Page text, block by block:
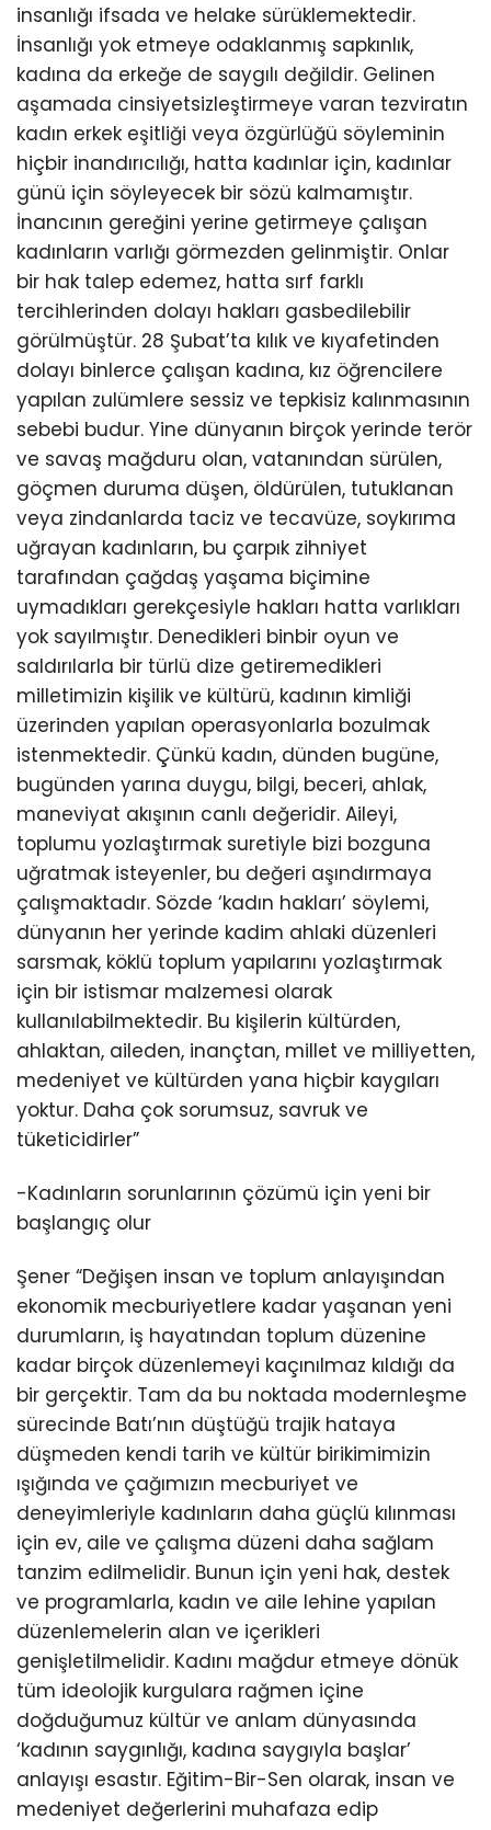
insanlığı ifsada ve helake sürüklemektedir.
İnsanlığı yok etmeye odaklanmış sapkınlık,
kadına da erkeğe de saygılı değildir. Gelinen
aşamada cinsiyetsizleştirmeye varan tezviratın
kadın erkek eşitliği veya özgürlüğü söyleminin
hiçbir inandırıcılığı, hatta kadınlar için, kadınlar
günü için söyleyecek bir sözü kalmamıştır.
İnancının gereğini yerine getirmeye çalışan
kadınların varlığı görmezden gelinmiştir. Onlar
bir hak talep edemez, hatta sırf farklı
tercihlerinden dolayı hakları gasbedilebilir
görülmüştür. 28 Şubat’ta kılık ve kıyafetinden
dolayı binlerce çalışan kadına, kız öğrencilere
yapılan zulümlere sessiz ve tepkisiz kalınmasının
sebebi budur. Yine dünyanın birçok yerinde terör
ve savaş mağduru olan, vatanından sürülen,
göçmen duruma düşen, öldürülen, tutuklanan
veya zindanlarda taciz ve tecavüze, soykırıma
uğrayan kadınların, bu çarpık zihniyet
tarafından çağdaş yaşama biçimine
uymadıkları gerekçesiyle hakları hatta varlıkları
yok sayılmıştır. Denedikleri binbir oyun ve
saldırılarla bir türlü dize getiremedikleri
milletimizin kişilik ve kültürü, kadının kimliği
üzerinden yapılan operasyonlarla bozulmak
istenmektedir. Çünkü kadın, dünden bugüne,
bugünden yarına duygu, bilgi, beceri, ahlak,
maneviyat akışının canlı değeridir. Aileyi,
toplumu yozlaştırmak suretiyle bizi bozguna
uğratmak isteyenler, bu değeri aşındırmaya
çalışmaktadır. Sözde ‘kadın hakları’ söylemi,
dünyanın her yerinde kadim ahlaki düzenleri
sarsmak, köklü toplum yapılarını yozlaştırmak
için bir istismar malzemesi olarak
kullanılabilmektedir. Bu kişilerin kültürden,
ahlaktan, aileden, inançtan, millet ve milliyetten,
medeniyet ve kültürden yana hiçbir kaygıları
yoktur. Daha çok sorumsuz, savruk ve
tüketicidirler”
-Kadınların sorunlarının çözümü için yeni bir
başlangıç olur
Şener “Değişen insan ve toplum anlayışından
ekonomik mecburiyetlere kadar yaşanan yeni
durumların, iş hayatından toplum düzenine
kadar birçok düzenlemeyi kaçınılmaz kıldığı da
bir gerçektir. Tam da bu noktada modernleşme
sürecinde Batı’nın düştüğü trajik hataya
düşmeden kendi tarih ve kültür birikimimizin
ışığında ve çağımızın mecburiyet ve
deneyimleriyle kadınların daha güçlü kılınması
için ev, aile ve çalışma düzeni daha sağlam
tanzim edilmelidir. Bunun için yeni hak, destek
ve programlarla, kadın ve aile lehine yapılan
düzenlemelerin alan ve içerikleri
genişletilmelidir. Kadını mağdur etmeye dönük
tüm ideolojik kurgulara rağmen içine
doğduğumuz kültür ve anlam dünyasında
‘kadının saygınlığı, kadına saygıyla başlar’
anlayışı esastır. Eğitim-Bir-Sen olarak, insan ve
medeniyet değerlerini muhafaza edip